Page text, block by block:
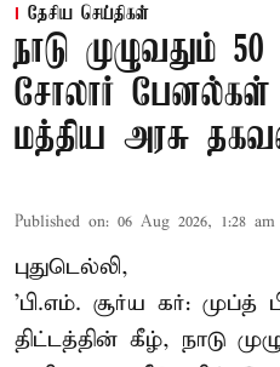
தேசிய செய்திகள்
நாடு முழுவதும்
சோலார்
மத்திய அரசு
Published on: 06 Aug 2026, 1:28 am
புதுடெல்லி,
'பி.எம். சூர்ய கர்: முப்த்
திட்டத்தின் கீழ், நாடு